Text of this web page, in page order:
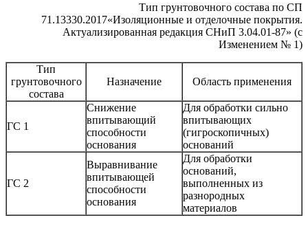
Тип грунтовочного состава по СП
71.13330.2017«Изоляционные и отделочные покрытия.
Актуализированная редакция СНиП 3.04.01-87» (с
Изменением № 1)
Тип
грунтовочного
состава
Назначение Область применения
ГС 1
Снижение
впитывающий
способности
основания
Для обработки сильно
впитывающих
(гигроскопичных)
оснований
ГС 2
Выравнивание
впитывающей
способности
основания
Для обработки
оснований,
выполненных из
разнородных
материалов